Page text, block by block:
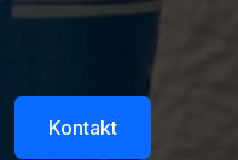
Kontakt